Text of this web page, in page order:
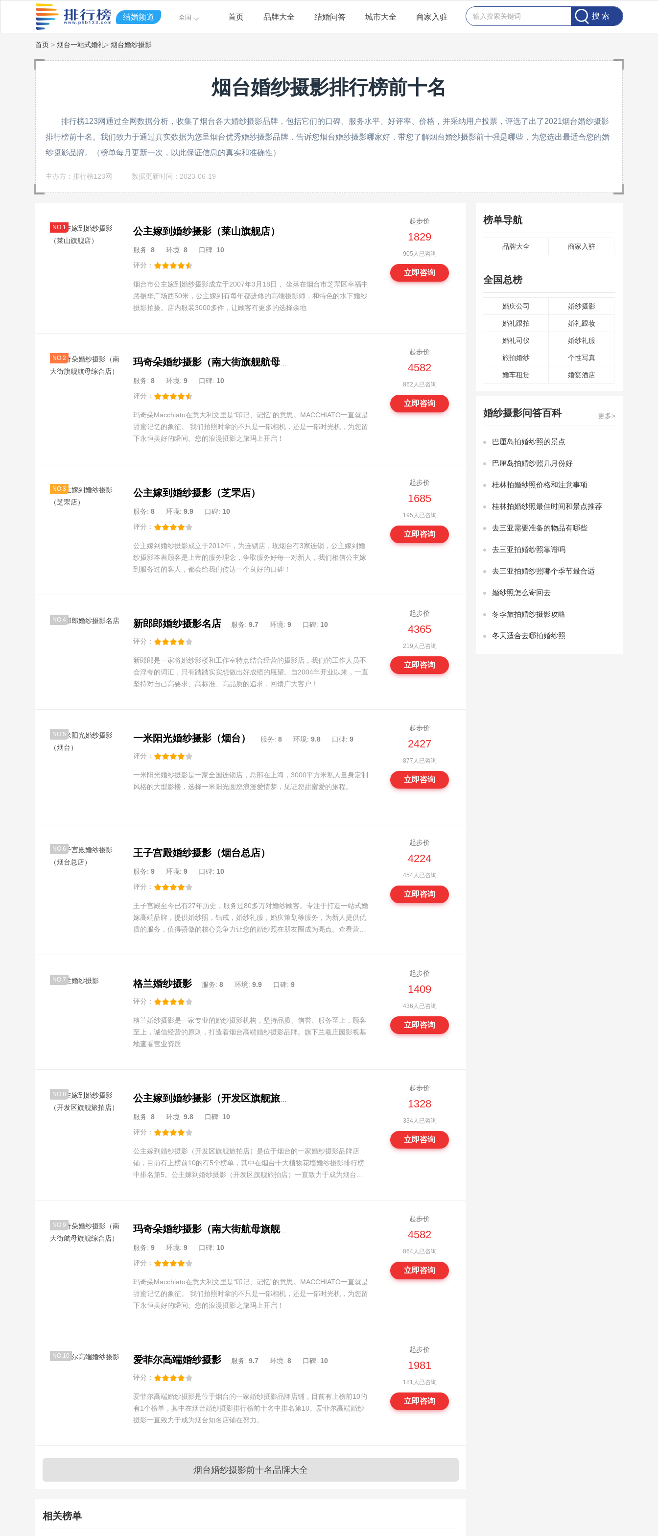
结婚频道 全国 首页 品牌大全 结婚问答 城市大全 商家入驻
首页 > 烟台一站式婚礼> 烟台婚纱摄影
烟台婚纱摄影排行榜前十名
排行榜123网通过全网数据分析，收集了烟台各大婚纱摄影品牌，包括它们的口碑、服务水平、好评率、价格，并采纳用户投票，评选了出了2021烟台婚纱摄影
排行榜前十名。我们致力于通过真实数据为您呈烟台优秀婚纱摄影品牌，告诉您烟台婚纱摄影哪家好，带您了解烟台婚纱摄影前十强是哪些，为您选出最适合您的婚
纱摄影品牌。（榜单每月更新一次，以此保证信息的真实和准确性）
主办方：排行榜123网 数据更新时间：2023-06-19
NO.1 公主嫁到婚纱摄影（莱山旗舰店）
服务: 8 环境: 8 口碑: 10
评分：
烟台市公主嫁到婚纱摄影成立于2007年3月18日， 坐落在烟台市芝罘区幸福中
路振华广场西50米，公主嫁到有每年都进修的高端摄影师，和特色的水下婚纱
摄影拍摄。店内服装3000多件，让顾客有更多的选择余地
起步价
1829
905人已咨询
立即咨询
NO.2
服务: 8 环境: 9 口碑: 10
评分：
玛奇朵Macchiato在意大利文里是“印记、记忆”的意思。MACCHIATO一直就是
甜蜜记忆的象征。 我们拍照时拿的不只是一部相机，还是一部时光机，为您留
下永恒美好的瞬间。您的浪漫摄影之旅玛上开启！
起步价
4582
862人已咨询
立即咨询
NO.3 公主嫁到婚纱摄影（芝罘店）
服务: 8 环境: 9.9 口碑: 10
评分：
公主嫁到婚纱摄影成立于2012年，为连锁店，现烟台有3家连锁，公主嫁到婚
纱摄影本着顾客是上帝的服务理念，争取服务好每一对新人，我们相信公主嫁
到服务过的客人，都会给我们传达一个良好的口碑！
起步价
1685
195人已咨询
立即咨询
NO.4 新郎郎婚纱摄影名店 服务: 9.7 环境: 9 口碑: 10
评分：
新郎郎是一家将婚纱影楼和工作室特点结合经营的摄影店，我们的工作人员不
会浮夸的词汇，只有踏踏实实想做出好成绩的愿望。自2004年开业以来，一直
坚持对自己高要求、高标准、高品质的追求，回馈广大客户！
起步价
4365
219人已咨询
立即咨询
NO.5 一米阳光婚纱摄影（烟台） 服务: 8 环境: 9.8 口碑: 9
评分：
一米阳光婚纱摄影是一家全国连锁店，总部在上海，3000平方米私人量身定制
风格的大型影楼，选择一米阳光圆您浪漫爱情梦，见证您甜蜜爱的旅程。
起步价
2427
877人已咨询
立即咨询
NO.6 王子宫殿婚纱摄影（烟台总店）
服务: 9 环境: 9 口碑: 10
评分：
王子宫殿至今已有27年历史，服务过80多万对婚纱顾客。专注于打造一站式婚
嫁高端品牌，提供婚纱照，钻戒，婚纱礼服，婚庆策划等服务，为新人提供优
质的服务，值得骄傲的核心竞争力让您的婚纱照在朋友圈成为亮点。查看营业
起步价
4224
454人已咨询
立即咨询
NO.7 格兰婚纱摄影 服务: 8 环境: 9.9 口碑: 9
评分：
格兰婚纱摄影是一家专业的婚纱摄影机构，坚持品质、信誉、服务至上，顾客
至上，诚信经营的原则，打造着烟台高端婚纱摄影品牌。旗下兰羲庄园影视基
地查看营业资质
起步价
1409
436人已咨询
立即咨询
NO.8
服务: 8 环境: 9.8 口碑: 10
评分：
公主嫁到婚纱摄影（开发区旗舰旅拍店）是位于烟台的一家婚纱摄影品牌店
铺，目前有上榜前10的有5个榜单，其中在烟台十大植物花墙婚纱摄影排行榜
中排名第5。公主嫁到婚纱摄影（开发区旗舰旅拍店）一直致力于成为烟台知
起步价
1328
334人已咨询
立即咨询
NO.9
玛奇朵婚纱摄影（南大街航母旗舰综合店）
服务: 9 环境: 9 口碑: 10
评分：
玛奇朵Macchiato在意大利文里是“印记、记忆”的意思。MACCHIATO一直就是
甜蜜记忆的象征。 我们拍照时拿的不只是一部相机，还是一部时光机，为您留
下永恒美好的瞬间。您的浪漫摄影之旅玛上开启！
起步价
4582
864人已咨询
立即咨询
NO.10 爱菲尔高端婚纱摄影 服务: 9.7 环境: 8 口碑: 10
评分：
爱菲尔高端婚纱摄影是位于烟台的一家婚纱摄影品牌店铺，目前有上榜前10的
有1个榜单，其中在烟台婚纱摄影排行榜前十名中排名第10。爱菲尔高端婚纱
摄影一直致力于成为烟台知名店铺在努力。
起步价
1981
181人已咨询
立即咨询
烟台婚纱摄影前十名品牌大全
相关榜单
榜单导航
品牌大全 商家入驻
全国总榜
婚庆公司 婚纱摄影
婚礼跟拍 婚礼跟妆
婚礼司仪 婚纱礼服
旅拍婚纱 个性写真
婚车租赁 婚宴酒店
婚纱摄影问答百科 更多>
巴厘岛拍婚纱照的景点
巴厘岛拍婚纱照几月份好
桂林拍婚纱照价格和注意事项
桂林拍婚纱照最佳时间和景点推荐
去三亚需要准备的物品有哪些
去三亚拍婚纱照靠谱吗
去三亚拍婚纱照哪个季节最合适
婚纱照怎么寄回去
冬季旅拍婚纱摄影攻略
冬天适合去哪拍婚纱照